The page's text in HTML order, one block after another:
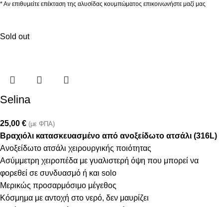
* Αν επιθυμείτε επέκταση της αλυσίδας κουμπώματος επικοινωνήστε μαζί μας
Sold out
Selina
25,00 € (με ΦΠΑ)
Βραχιόλι κατασκευασμένο από ανοξείδωτο ατσάλι (316L)
Ανοξείδωτο ατσάλι χειρουργικής ποιότητας
Ασύμμετρη χειροπέδα με γυαλιστερή όψη που μπορεί να
φορεθεί σε συνδυασμό ή και solo
Μερικώς προσαρμόσιμο μέγεθος
Κόσμημα με αντοχή στο νερό, δεν μαυρίζει